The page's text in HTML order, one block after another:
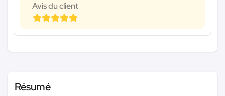
Avis du client
Résumé